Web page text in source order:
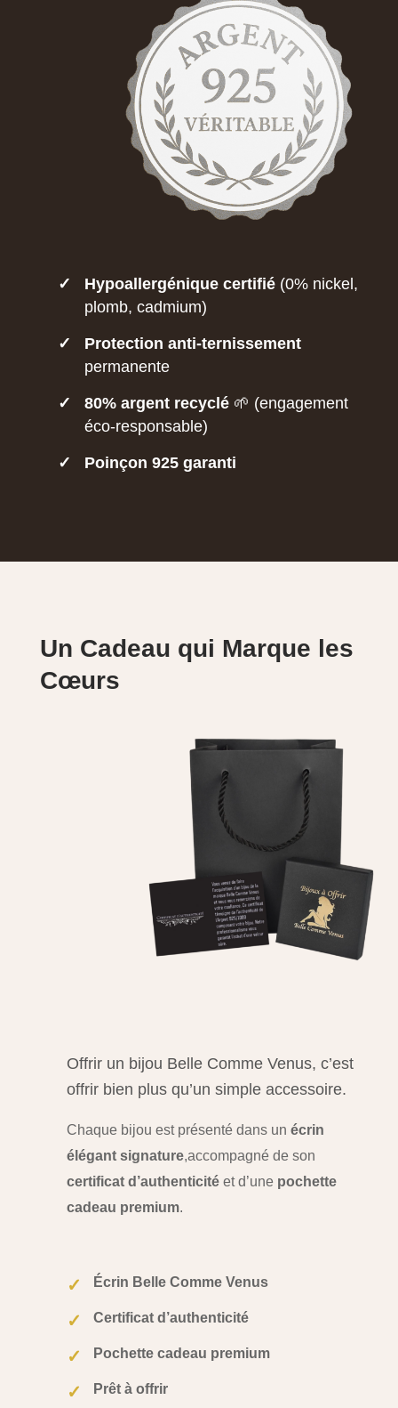
✓ Hypoallergénique certifié(0% nickel,
plomb, cadmium)
✓
Protection anti-ternissement
permanente
✓ 80% argent recyclé🌱 (engagement
éco-responsable)
✓ Poinçon 925 garanti
Un Cadeau qui Marque les
Cœurs
Offrir un bijou Belle Comme Venus, c’est
offrir bien plus qu’un simple accessoire.
Chaque bijou est présenté dans un écrin
élégant signature,accompagné de son
certificat d’authenticitéet d’une pochette
cadeau premium.
✓ Écrin Belle Comme Venus
✓ Certificat d’authenticité
✓ Pochette cadeau premium
✓ Prêt à offrir